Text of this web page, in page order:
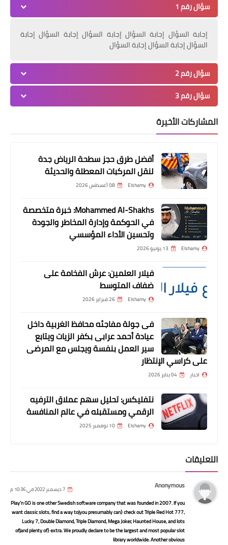
أخبار
عاجل ..​رئيس التأمين الاجتماعي يوضح
مزايا قانون المعاشات الجديد
أخبار
Where is the global outrage..?
أخبار
خمس أزمات تهدد بفشل مسابقة
الـ«120» ألف معلم
أخبار
“بالأرقام” تراجع كبير وغير مسبوق في
سؤال رقم 1
إجابة السؤال إجابة السؤال إجابة السؤال إجابة السؤال إجابة
السؤال إجابة السؤال إجابة السؤال
سؤال رقم 2
سؤال رقم 3
المشاركات الأخيرة
أفضل طرق حجز سطحة الرياض جدة
لنقل المركبات المعطلة والحديثة
Elshamy 08 أغسطس 2026
Mohammed Al-Shakhs: خبرة متخصصة
في الحوكمة وإدارة المخاطر والجودة
وتحسين الأداء المؤسسي
Elshamy 13 يونيو 2026
فيلار العلمين: عرش الفخامة على
ضفاف المتوسط
Elshamy 26 فبراير 2026
فى جولة مفاجئه محافظ الغربية داخل
عيادة أحمد عرابى بكفر الزيات ويتابع
سير العمل بنفسة ويجلس مع المرضى
على كراسي الإنتظار
اخبار 04 يناير 2026
نتفليكس: تحليل سهم عملاق الترفيه
الرقمي ومستقبله في عالم المنافسة
Elshamy 10 نوفمبر 2025
التعليقات
Anonymous 7 ديسمبر 2022 في 10:36 م
Play’n GO is one other Swedish software company that was founded in 2007. If you
want classic slots, find a way to|you presumably can} check out Triple Red Hot 777,
Lucky 7, Double Diamond, Triple Diamond, Mega Joker, Haunted House, and lots
of|and plenty of} extra. We proudly declare to be the largest and most popular slot
library worldwide. Another obvious